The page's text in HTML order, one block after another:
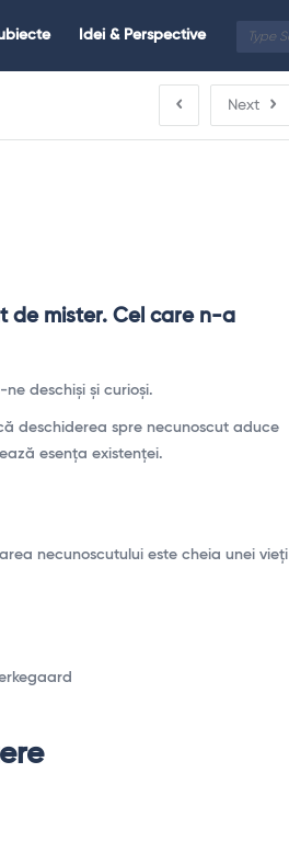
Idei & Perspective
Next
de mister. Cel care n-a
deschiși și curioși.
deschiderea spre necunoscut aduce
esența existenței.
necunoscutului este cheia unei vieți